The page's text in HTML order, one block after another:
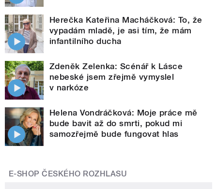
Herečka Kateřina Macháčková: To, že
vypadám mladě, je asi tím, že mám
infantilního ducha
Zdeněk Zelenka: Scénář k Lásce
nebeské jsem zřejmě vymyslel
v narkóze
Helena Vondráčková: Moje práce mě
bude bavit až do smrti, pokud mi
samozřejmě bude fungovat hlas
E-SHOP ČESKÉHO ROZHLASU